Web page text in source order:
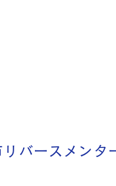
バースメンタ